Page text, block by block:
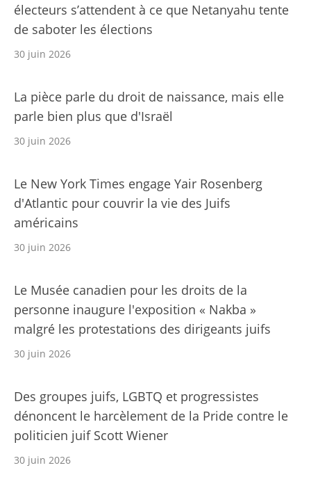
électeurs s’attendent à ce que Netanyahu tente
de saboter les élections
30 juin 2026
La pièce parle du droit de naissance, mais elle
parle bien plus que d'Israël
30 juin 2026
Le New York Times engage Yair Rosenberg
d'Atlantic pour couvrir la vie des Juifs
américains
30 juin 2026
Le Musée canadien pour les droits de la
personne inaugure l'exposition « Nakba »
malgré les protestations des dirigeants juifs
30 juin 2026
Des groupes juifs, LGBTQ et progressistes
dénoncent le harcèlement de la Pride contre le
politicien juif Scott Wiener
30 juin 2026